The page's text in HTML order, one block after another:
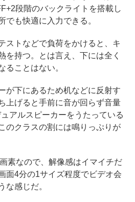
段階のバックライトを搭載し
でも快適に入力できる。
ストなどで負荷をかけると、キ
を持つ。とは言え、下には全く
ることはない。
が下にあるため机などに反射す
上げると手前に音が回らず音量
アルスピーカーをうたっている
のクラスの割には鳴りっぷりが
素なので、解像感はイマイチだ
面4分の1サイズ程度でビデオ会
な感じだ。